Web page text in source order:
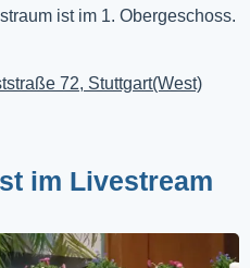
ist im 1. Obergeschoss.
72, Stuttgart(West)
im Livestream